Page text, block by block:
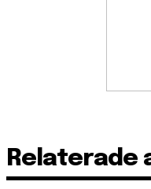
Relaterade